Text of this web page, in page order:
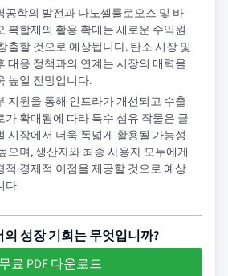
공학의 발전과 나노셀룰로오스 및 바
복합재의 활용 확대는 새로운 수익원
출할 것으로 예상됩니다. 탄소 시장 및
대응 정책과의 연계는 시장의 매력을
높일 전망입니다.
지원을 통해 인프라가 개선되고 수출
가 확대됨에 따라 특수 섬유 작물은 글
시장에서 더욱 폭넓게 활용될 가능성
으며, 생산자와 최종 사용자 모두에게
적·경제적 이점을 제공할 것으로 예상
다.
의 성장 기회는 무엇입니까?
무료 PDF 다운로드